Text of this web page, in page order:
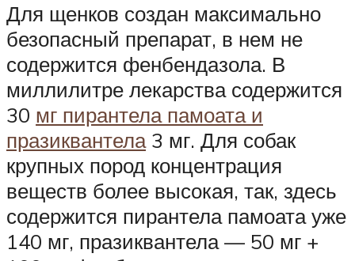
Для щенков создан максимально
безопасный препарат, в нем не
содержится фенбендазола. В
миллилитре лекарства содержится
30 мг пирантела памоата и
празиквантела3 мг. Для собак
крупных пород концентрация
веществ более высокая, так, здесь
содержится пирантела памоата уже
140 мг, празиквантела — 50 мг +